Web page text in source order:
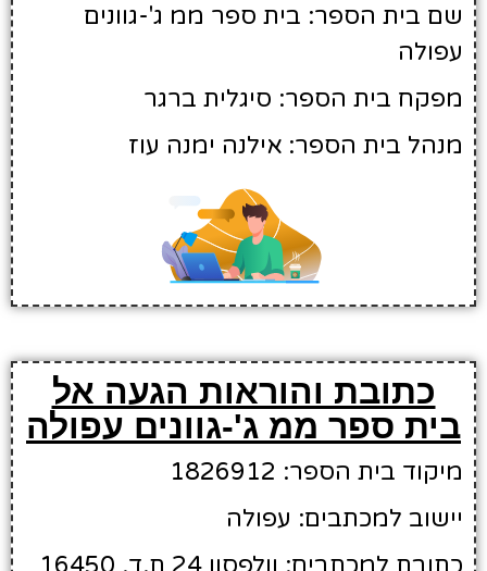
שם בית הספר: בית ספר ממ ג'-גוונים
עפולה
מפקח בית הספר: סיגלית ברגר
מנהל בית הספר: אילנה ימנה עוז
כתובת והוראות הגעה אל
בית ספר ממ ג'-גוונים עפולה
מיקוד בית הספר: 1826912
יישוב למכתבים: עפולה
כתובת למכתבים: וולפסון 24 ת.ד. 16450